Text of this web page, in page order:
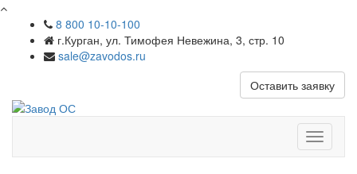
8 800 10-10-100
г.Курган, ул. Тимофея Невежина, 3, стр. 10
sale@zavodos.ru
Оставить заявку
меню